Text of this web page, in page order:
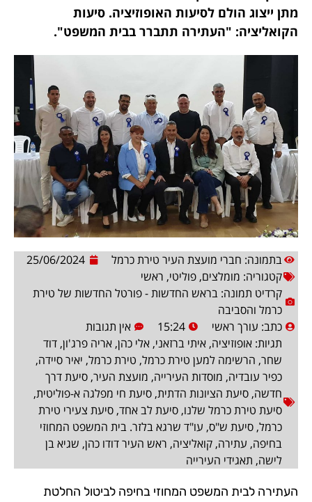
מתן ייצוג הולם לסיעות האופוזיציה. סיעות
הקואליציה: "העתירה תתברר בבית המשפט".
בתמונה: חברי מועצת העיר טירת כרמל
25/06/2024
קטגוריה: מומלצים, פוליטי, ראשי
קרדיט תמונה: בראש החדשות - פורטל החדשות של טירת
כרמל והסביבה
כתב: עורך ראשי 15:24
אין תגובות
תגיות: אופוזיציה, איתי ברזאני, אלי כהן, אריה פרג'ון, דוד
שחר, הרשימה למען טירת כרמל, טירת כרמל, יאיר סיידה,
כפיר עובדיה, מוסדות העירייה, מועצת העיר, סיעת דרך
חדשה, סיעת הציונות הדתית, סיעת חי מפלגה א-פוליטית,
סיעת טירת כרמל שלנו, סיעת לב אחד, סיעת צעירי טירת
כרמל, סיעת ש"ס, עו"ד שרגא בלזר. בית המשפט המחוזי
בחיפה, עתירה, קואליציה, ראש העיר דודו כהן, שגיא בן
לישה, תאגידי העירייה
העתירה לבית המשפט המחוזי בחיפה לביטול החלטת